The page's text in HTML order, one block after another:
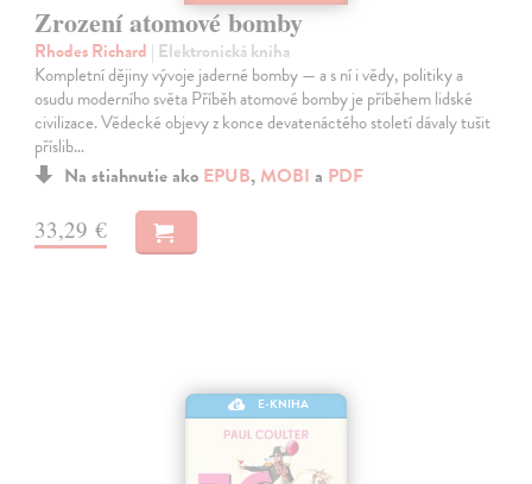
Zrození atomové bomby
Rhodes Richard | Elektronická kniha
Kompletní dějiny vývoje jaderné bomby — a s ní i vědy, politiky a
osudu moderního světa Příběh atomové bomby je příběhem lidské
civilizace. Vědecké objevy z konce devatenáctého století dávaly tušit
příslib…
Na stiahnutie ako EPUB, MOBI a PDF
33,29 €
E-KNIHA